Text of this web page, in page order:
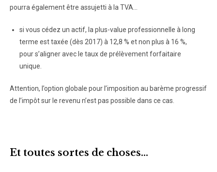
pourra également être assujetti à la TVA…
si vous cédez un actif, la plus-value professionnelle à long
terme est taxée (dès 2017) à 12,8 % et non plus à 16 %,
pour s’aligner avec le taux de prélèvement forfaitaire
unique.
Attention, l’option globale pour l’imposition au barème progressif
de l’impôt sur le revenu n’est pas possible dans ce cas.
Et toutes sortes de choses…